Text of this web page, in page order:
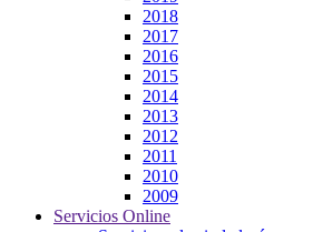
2018
2017
2016
2015
2014
2013
2012
2011
2010
2009
Servicios Online